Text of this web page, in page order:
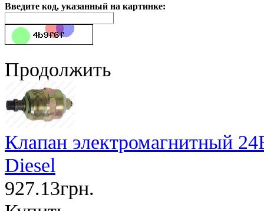
Введите код, указанный на картинке:
Продолжить
Клапан электромагнитный
Diesel
927.13грн.